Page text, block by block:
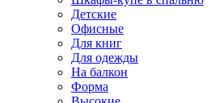
Детские
Офисные
Для книг
Для одежды
На балкон
Форма